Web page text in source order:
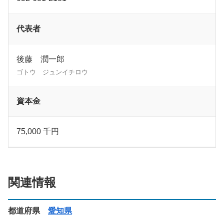
代表者
後藤 潤一郎
ゴトウ ジュンイチロウ
資本金
75,000 千円
関連情報
都道府県 愛知県